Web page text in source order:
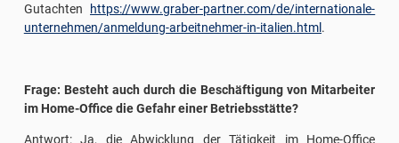
Gutachten
https://www.graber-partner.com/de/internationale-
unternehmen/anmeldung-arbeitnehmer-in-italien.html .
Frage: Besteht auch durch die Beschäftigung von Mitarbeiter
im Home-Office die Gefahr einer Betriebsstätte?
Antwort: Ja, die Abwicklung der Tätigkeit im Home-Office